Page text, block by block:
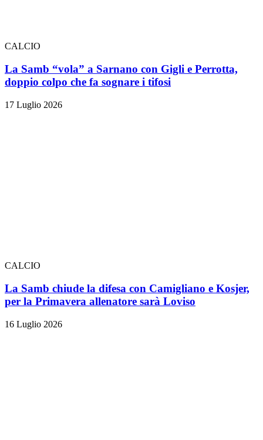
CALCIO
La Samb “vola” a Sarnano con Gigli e Perrotta,
doppio colpo che fa sognare i tifosi
17 Luglio 2026
CALCIO
La Samb chiude la difesa con Camigliano e Kosjer,
per la Primavera allenatore sarà Loviso
16 Luglio 2026